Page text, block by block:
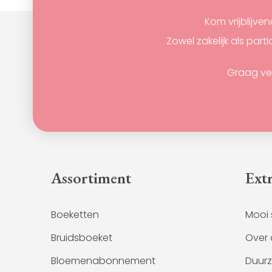
Kom
Zowel zakelijk als
Graag
Assortiment
Boeketten
Bruidsboeket
Bloemenabonnement
Mooi
Over